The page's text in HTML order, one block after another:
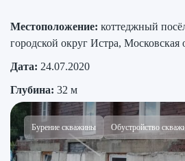
Местоположение: коттеджный
городской округ Истра, Московская
Дата: 24.07.2020
Глубина: 32 м
Бурение скважины Обустройство